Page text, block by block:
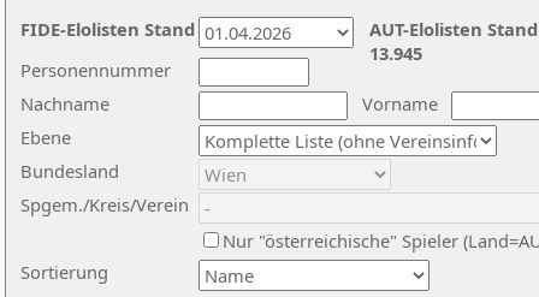
Nachname
Vorname
Ebene
Sortierung
Personennummer
Bundesland
Spgem./Kreis/Verein
Nur "österreichische" Spieler
AUT-Elolisten
13.945
FIDE-Elolisten Stand